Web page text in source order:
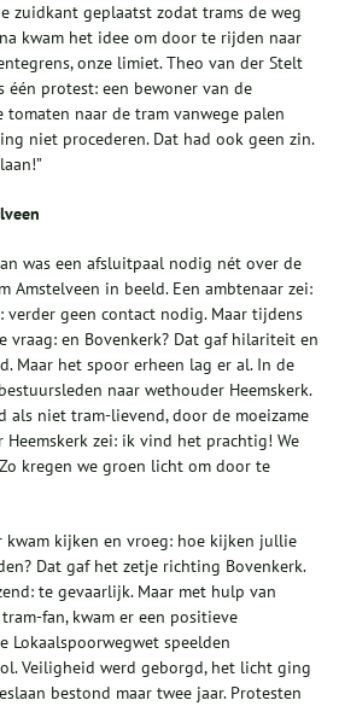
zuidkant geplaatst zodat trams de weg
kwam het idee om door te rijden naar
onze limiet. Theo van der Stelt
één protest: een bewoner van de
tomaten naar de tram vanwege palen
niet procederen. Dat had ook geen zin.
was een afsluitpaal nodig nét over de
Amstelveen in beeld. Een ambtenaar zei:
verder geen contact nodig. Maar tijdens
vraag: en Bovenkerk? Dat gaf hilariteit en
Maar het spoor erheen lag er al. In de
naar wethouder Heemskerk.
als niet tram-lievend, door de moeizame
Heemskerk zei: ik vind het prachtig! We
kregen we groen licht om door te
kwam kijken en vroeg: hoe kijken jullie
Dat gaf het zetje richting Bovenkerk.
te gevaarlijk. Maar met hulp van
fan, kwam er een positieve
Lokaalspoorwegwet speelden
Veiligheid werd geborgd, het licht ging
bestond maar twee jaar. Protesten